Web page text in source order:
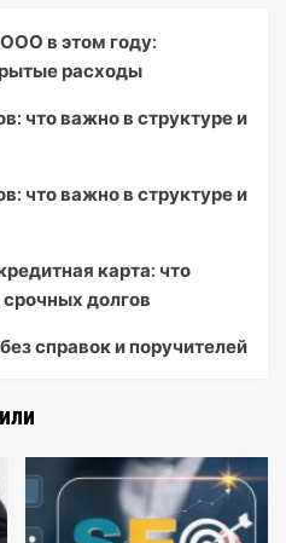
в этом году:
расходы
что важно в структуре и
что важно в структуре и
карта: что
долгов
справок и поручителей